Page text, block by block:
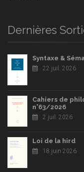
Dernières
Syntaxe &
22 juil. 2026
Cahiers de
n°63/2026
2 juil. 2026
Loi de la hird
18 juin 2026